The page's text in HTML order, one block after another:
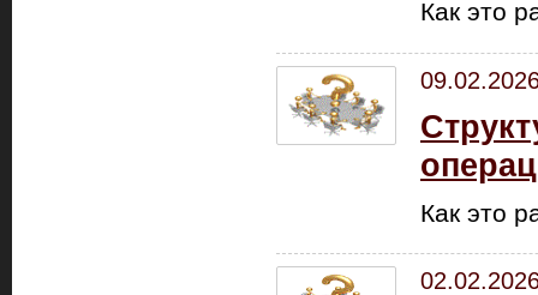
Как это
Как это